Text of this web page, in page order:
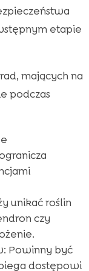
etapie
mających na
podczas
unikać roślin
czy
Powinny być
dostępowi